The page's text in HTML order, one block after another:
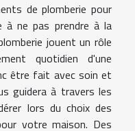
de plomberie pour
ne pas prendre à la
jouent un rôle
quotidien d'une
être fait avec soin et
guidera à travers les
lors du choix des
votre maison. Des